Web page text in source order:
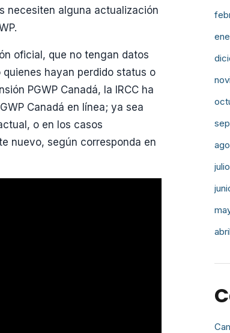
necesiten alguna actualización
oficial, que no tengan datos
hayan perdido status o
PGWP Canadá, la IRCC ha
Canadá en línea; ya sea
o en los casos
nuevo, según corresponda en